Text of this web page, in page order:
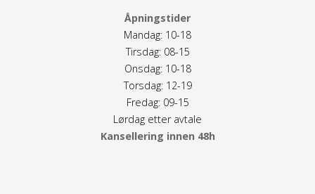
Åpningstider
Mandag: 10-18
Tirsdag: 08-15
Onsdag: 10-18
Torsdag: 12-19
Fredag: 09-15
Lørdag etter avtale
Kansellering innen 48h